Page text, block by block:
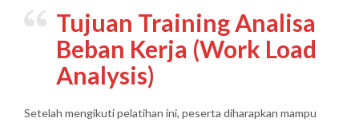
Tujuan Training Analisa
Beban Kerja (Work Load
Analysis)
Setelah mengikuti pelatihan ini, peserta diharapkan mampu